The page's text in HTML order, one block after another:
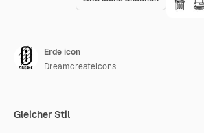
Erde icon
Dreamcreateicons
Gleicher Stil